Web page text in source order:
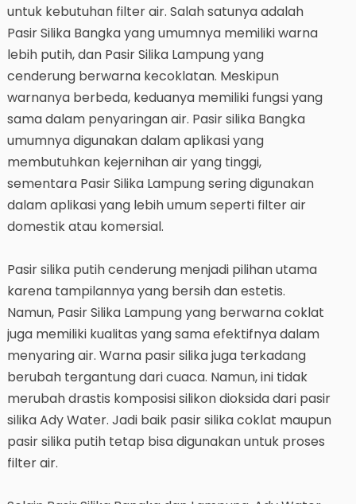
untuk kebutuhan filter air. Salah satunya adalah
Pasir Silika Bangka yang umumnya memiliki warna
lebih putih, dan Pasir Silika Lampung yang
cenderung berwarna kecoklatan. Meskipun
warnanya berbeda, keduanya memiliki fungsi yang
sama dalam penyaringan air. Pasir silika Bangka
umumnya digunakan dalam aplikasi yang
membutuhkan kejernihan air yang tinggi,
sementara Pasir Silika Lampung sering digunakan
dalam aplikasi yang lebih umum seperti filter air
domestik atau komersial.
Pasir silika putih cenderung menjadi pilihan utama
karena tampilannya yang bersih dan estetis.
Namun, Pasir Silika Lampung yang berwarna coklat
juga memiliki kualitas yang sama efektifnya dalam
menyaring air. Warna pasir silika juga terkadang
berubah tergantung dari cuaca. Namun, ini tidak
merubah drastis komposisi silikon dioksida dari pasir
silika Ady Water. Jadi baik pasir silika coklat maupun
pasir silika putih tetap bisa digunakan untuk proses
filter air.